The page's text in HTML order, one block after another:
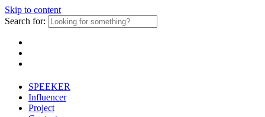
Skip to content
Search for:
SPEEKER
Influencer
Project